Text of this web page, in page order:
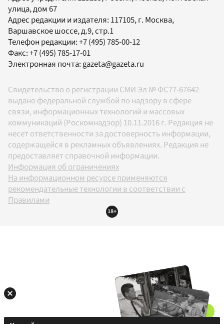
улица, дом 67
Адрес редакции и издателя: 117105, г. Москва,
Варшавское шоссе, д.9, стр.1
Телефон редакции:+7 (495) 785-00-12
Факс:+7 (495) 785-17-01
Электронная почта:gazeta@gazeta.ru
Свидетельство о регистрации СМИ Эл № ФС77-67642
выдано федеральной службой по надзору в сфере
связи, информационных технологий и массовых
коммуникаций (Роскомнадзор) 10.11.2016 г. Редакция не
несет ответственности за достоверность информации,
содержащейся в рекламных объявлениях. Редакция не
предоставляет справочной информации.
Информация об ограничениях
На информационном ресурсе применяются
рекомендательные технологии в соответствии с
Правилами
18+